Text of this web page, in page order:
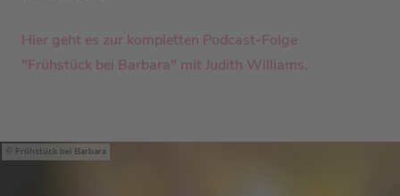
Hier geht es zur kompletten Podcast-Folge
"Frühstück bei Barbara" mit Judith Williams.
Frühstück bei Barbara